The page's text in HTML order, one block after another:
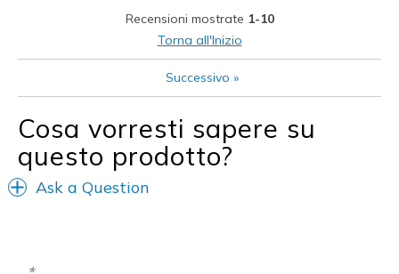
Casual Wear
Sizing
Feels true to size
View On Shoes
Shoes are for Wearing
Recensioni mostrate 1-10
Torna all'Inizio
Successivo »
Cosa vorresti sapere su
questo prodotto?
Ask a Question